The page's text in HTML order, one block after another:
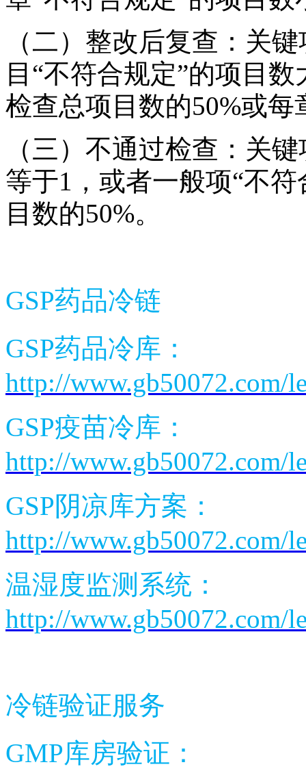
（二）整改后复查：关
目“不符合规定”的项目
检查总项目数的50%或每
（三）不通过检查：关
等于1 ，或者一般项“不
目数的50%。
GSP药品冷链
GSP药品冷库：
http://www.gb50072.com/
GSP疫苗冷库：
http://www.gb50072.com/
GSP阴凉库方案：
http://www.gb50072.com/
温湿度监测系统：
http://www.gb50072.com/
冷链验证服务
GMP库房验证：